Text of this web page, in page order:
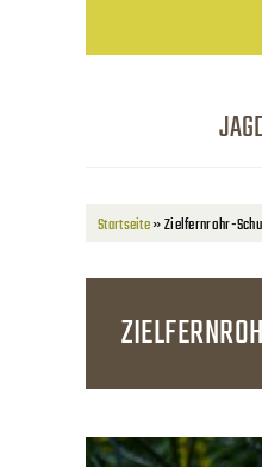
Startseite»Zielfernrohr-